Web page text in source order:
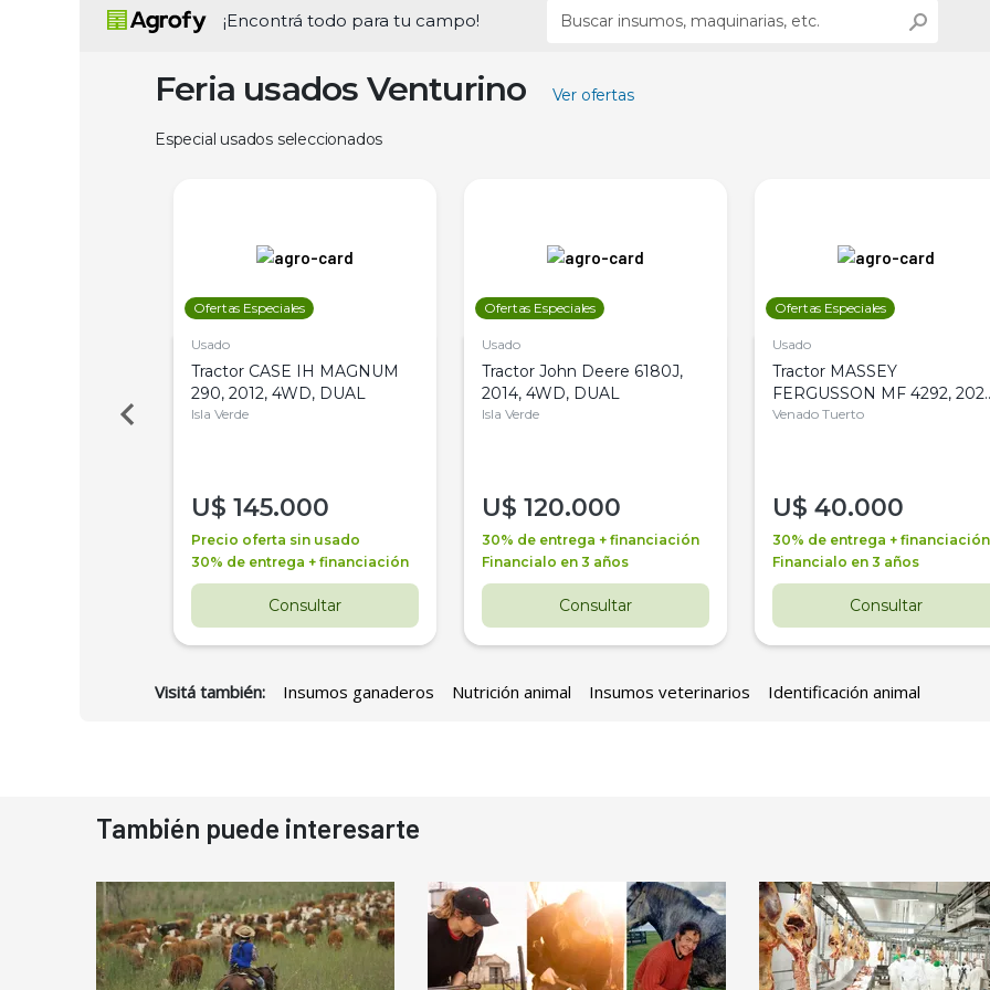
¡Encontrá todo para tu campo!
Feria usados Venturino Ver ofertas
Especial usados seleccionados
Ofertas Especiales
Usado
Tractor CASE IH MAGNUM
290, 2012, 4WD, DUAL
Isla Verde
U$ 145.000
Precio oferta sin usado
30% de entrega + financiación
Consultar
Ofertas Especiales
Usado
Tractor John Deere 6180J,
2014, 4WD, DUAL
Isla Verde
U$ 120.000
30% de entrega + financiación
Financialo en 3 años
Consultar
Ofertas Especiales
Usado
Tractor MASSEY
FERGUSSON MF 4292,
4WD, PATON
Venado Tuerto
U$ 40.000
30% de entrega + financiación
Financialo en 3 años
Consultar
Visitá también: Insumos ganaderos Nutrición animal Insumos veterinarios Identificación animal
También puede interesarte